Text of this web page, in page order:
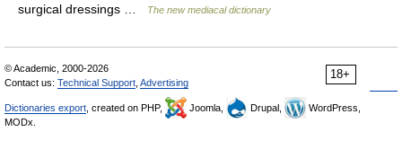
surgical dressings …
The new mediacal dictionary
18+
© Academic, 2000-2026
Contact us: Technical Support Advertising
Dictionaries export , created on PHP, Joomla, Drupal,
WordPress,
MODx.